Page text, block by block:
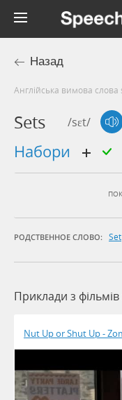
Назад
Англійська вимова слова
Sets /sɛt/
набори
РОДСТВЕННОЕ СЛОВО: Set
Приклади з фільмів
Nut Up or Shut Up -